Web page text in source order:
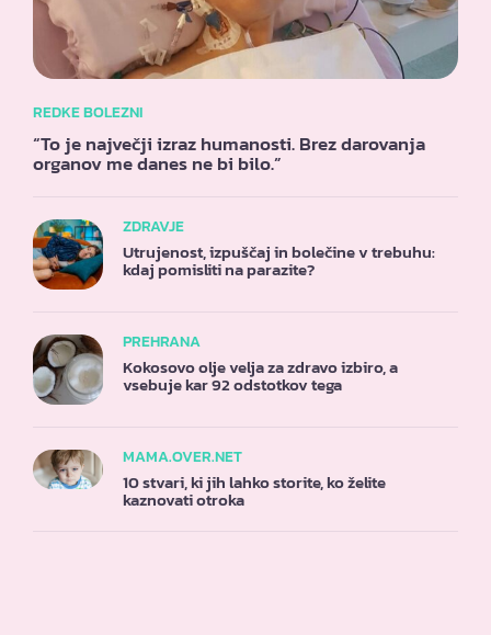
REDKE BOLEZNI
“To je največji izraz humanosti. Brez darovanja
organov me danes ne bi bilo.”
ZDRAVJE
Utrujenost, izpuščaj in bolečine v trebuhu:
kdaj pomisliti na parazite?
PREHRANA
Kokosovo olje velja za zdravo izbiro, a
vsebuje kar 92 odstotkov tega
MAMA.OVER.NET
10 stvari, ki jih lahko storite, ko želite
kaznovati otroka